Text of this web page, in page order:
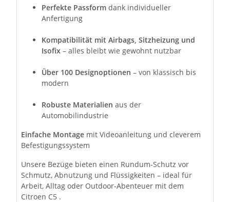
Perfekte Passform dank individueller
Anfertigung
Kompatibilität mit Airbags, Sitzheizung und
Isofix – alles bleibt wie gewohnt nutzbar
Über 100 Designoptionen – von klassisch bis
modern
Robuste Materialien aus der
Automobilindustrie
Einfache Montage mit Videoanleitung und cleverem
Befestigungssystem
Unsere Bezüge bieten einen Rundum-Schutz vor
Schmutz, Abnutzung und Flüssigkeiten – ideal für
Arbeit, Alltag oder Outdoor-Abenteuer mit dem
Citroen C5 .